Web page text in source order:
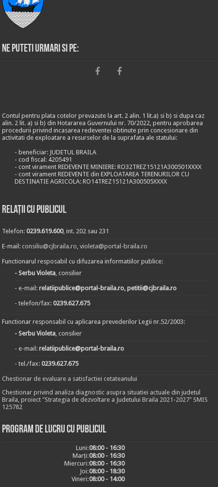
Ne puteti urmari si pe:
Contul pentru plata cotelor prevazute la art. 2 alin. 1 lit.a) si b) si dupa caz
alin. 2 lit. a) si b) din Hotararea Guvernului nr. 70/2022, pentru aprobarea
procedurii privind incasarea redeventei obtinute prin concesionare din
activitati de exploatare a resurselor de la suprafata ale statului:
- beneficiar: JUDETUL BRAILA
- cod fiscal: 4205491
- cont virament REDEVENTE MINIERE: RO32TREZ15121A300501XXXX
- cont virament REDEVENTE din EXPLOATAREA TERENURILOR CU
DESTINATIE AGRICOLA: RO14TREZ15121A300505XXXX
Relații cu publicul
Telefon:0239.619.600, int. 202 sau 231
E-mail:consiliu@cjbraila.ro ,violeta@portal-braila.ro
Functionarul resposabil cu difuzarea informatiilor publice:
- Serbu Violeta , consilier
- e-mail:relatiipublice@portal-braila.ro, petitii@cjbraila.ro
- telefon/fax:0239.627.675
Functionar responsabil cu aplicarea prevederilor Legii nr.52/2003:
- Serbu Violeta , consilier
- e-mail:relatiipublice@portal-braila.ro
- tel./fax:0239.627.675
Chestionar de evaluare a satisfactiei cetateanului
Chestionar privind analiza diagnostic asupra situatiei actuale din judetul
Braila, proiect "Strategia de dezvoltare a Judetului Braila 2021-2027" SMIS
125782
Program de lucru cu publicul
Luni:08:00 - 16:30
Marți:08:00 - 16:30
Miercuri:08:00 - 16:30
Joi:08:00 - 18:30
Vineri:08:00 - 14:00